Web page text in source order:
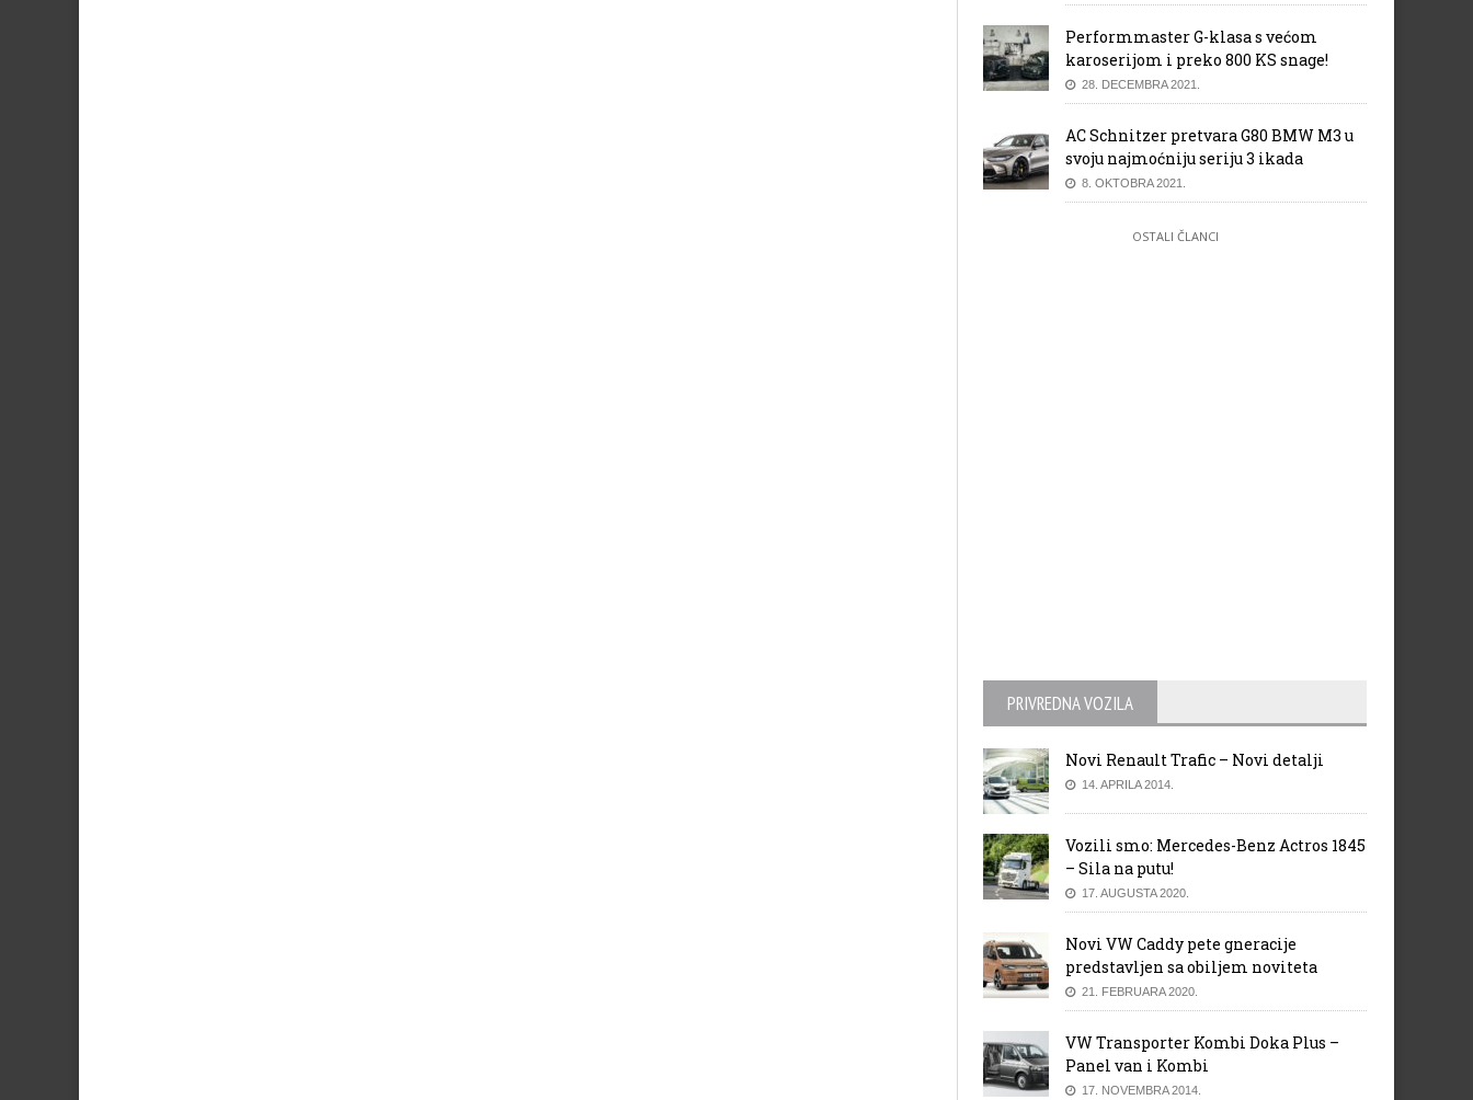
Performmaster G-klasa s većom
karoserijom i preko 800 KS snage!
28. DECEMBRA 2021.
AC Schnitzer pretvara G80 BMW M3 u
svoju najmoćniju seriju 3 ikada
8. OKTOBRA 2021.
OSTALI ČLANCI
PRIVREDNA VOZILA
Novi Renault Trafic – Novi detalji
14. APRILA 2014.
Vozili smo: Mercedes-Benz Actros 1845
– Sila na putu!
17. AUGUSTA 2020.
Novi VW Caddy pete gneracije
predstavljen sa obiljem noviteta
21. FEBRUARA 2020.
VW Transporter Kombi Doka Plus –
Panel van i Kombi
17. NOVEMBRA 2014.